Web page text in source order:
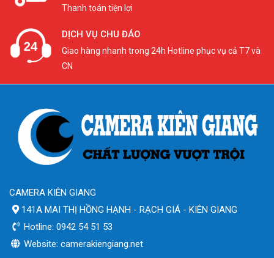
Thanh toán tiện lợi
DỊCH VỤ CHU ĐÁO
Giao hàng nhanh trong 24h Hotline phục vụ cả T7 và
CN
CAMERA KIÊN GIANG
141A MAI THỊ HỒNG HẠNH - RẠCH GIÁ - KIÊN GIANG
Hotline: 0942 54 51 53
Website: camerakiengiang.net